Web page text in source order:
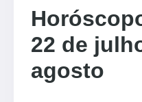
22 de
agosto